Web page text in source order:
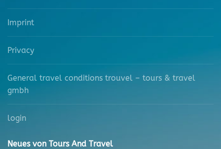
Imprint
Privacy
General travel conditions trouvel – tours & travel
gmbh
login
Neues von Tours And Travel